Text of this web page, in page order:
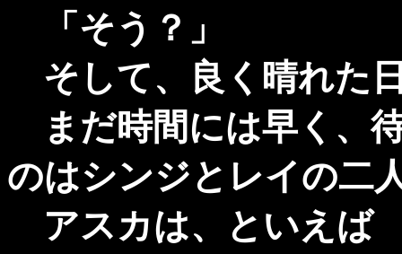
「そう？」
そして、良く晴れた
まだ時間には早く、
のはシンジとレイの二
アスカは、といえば